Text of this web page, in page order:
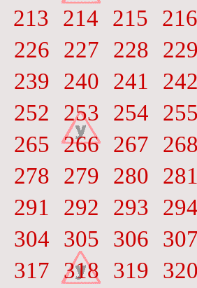
213 214 215
216
226 227 228
239 240 241
252 253 254
265 266 267
278 279 280
291 292 293
304 305 306
317 318 319